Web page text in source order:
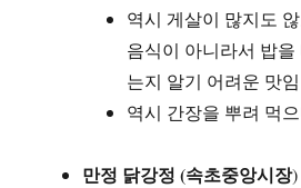
역시 게살이 많지도
음식이 아니라서 밥
는지 알기 어려운 맛임
역시 간장을 뿌려 먹
만정 닭강정 (속초중앙시장)